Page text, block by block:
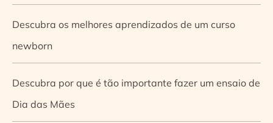
Descubra os melhores aprendizados de um curso
newborn
Descubra por que é tão importante fazer um ensaio de
Dia das Mães